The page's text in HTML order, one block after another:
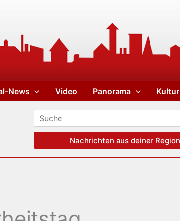
News Video Panorama Kultur
Nachrichten aus deiner Region